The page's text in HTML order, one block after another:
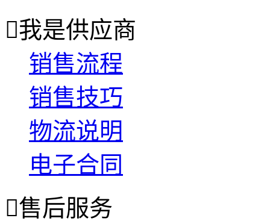
我是供应商
销售流程
销售技巧
物流说明
电子合同
售后服务